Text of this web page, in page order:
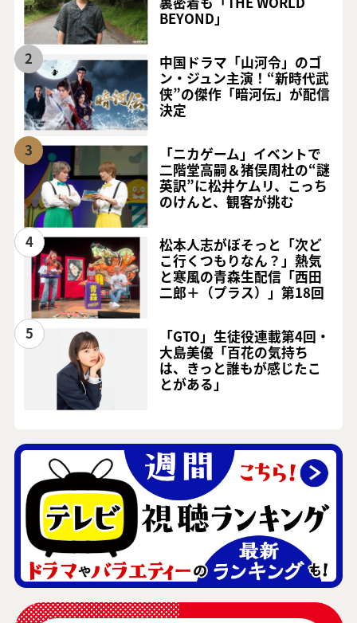
BEYOND」
2
中国ドラマ「山河令」のゴ
ン・ジュン主演！“新時代武
侠”の傑作「暗河伝」が配信
決定
3
「ニカゲーム」イベントで
二階堂高嗣＆猪俣周杜の“謎
英訳”に松井ケムリ、こっち
のけんと、観客が挑む
4
松本人志がぼそっと「次ど
こ行くつもりなん？」熱気
と寒風の青森生配信「西田
二郎＋（プラス）」第18回
5
「GTO」生徒役連載第4回・
大島美優「百花の気持ち
は、きっと誰もが感じたこ
とがある」